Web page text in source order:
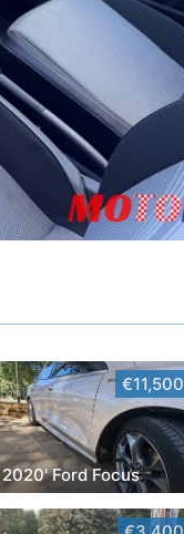
€11,500
2020' Ford Focus